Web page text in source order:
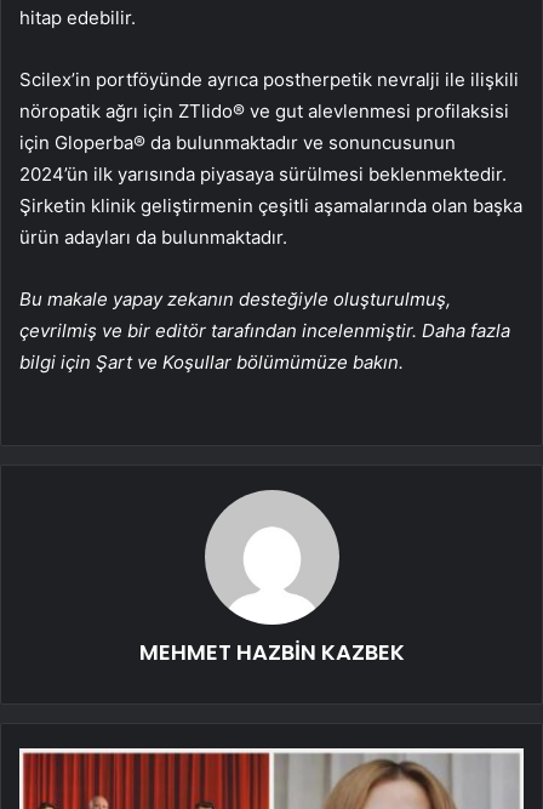
hitap edebilir.
Scilex’in portföyünde ayrıca postherpetik nevralji ile ilişkili
nöropatik ağrı için ZTlido® ve gut alevlenmesi profilaksisi
için Gloperba® da bulunmaktadır ve sonuncusunun
2024’ün ilk yarısında piyasaya sürülmesi beklenmektedir.
Şirketin klinik geliştirmenin çeşitli aşamalarında olan başka
ürün adayları da bulunmaktadır.
Bu makale yapay zekanın desteğiyle oluşturulmuş,
çevrilmiş ve bir editör tarafından incelenmiştir. Daha fazla
bilgi için Şart ve Koşullar bölümümüze bakın.
MEHMET HAZBİN KAZBEK